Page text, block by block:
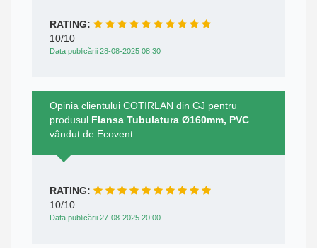
RATING:
10/10
Data publicării 28-08-2025 08:30
Opinia clientului COTIRLAN din GJ pentru
produsul Flansa Tubulatura Ø160mm, PVC
vândut de Ecovent
RATING:
10/10
Data publicării 27-08-2025 20:00